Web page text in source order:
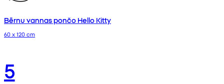
Bērnu vannas pončo Hello Kitty
60 x 120 cm
5